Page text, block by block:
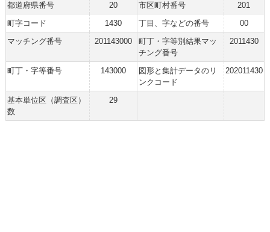
都道府県番号 20 市区町村番号
201
町字コード
1430 丁目、字などの番号
00
マッチング番号
201143000
町丁・字等別結果マッ
チング番号
2011430
町丁・字等番号 143000
図形と集計データのリ
ンクコード
202011430
基本単位区（調査区）
数
29